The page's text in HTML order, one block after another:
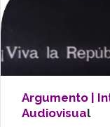
Argumento |
Audiovisual